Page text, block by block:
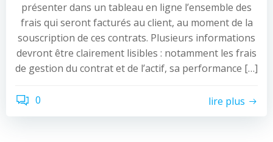
présenter dans un tableau en ligne l’ensemble des
frais qui seront facturés au client, au moment de la
souscription de ces contrats. Plusieurs informations
devront être clairement lisibles : notamment les frais
de gestion du contrat et de l’actif, sa performance […]
0 lire plus